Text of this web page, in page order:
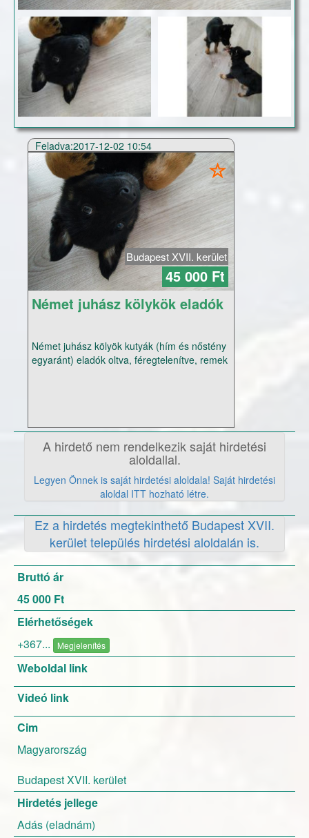
Feladva:2017-12-02 10:54
Budapest XVII. kerület
45 000 Ft
Német juhász kölykök eladók
Német juhász kölyök kutyák (hím és nőstény
egyaránt) eladók oltva, féregtelenítve, remek
A hirdető nem rendelkezik saját hirdetési
aloldallal.
Legyen Önnek is saját hirdetési aloldala! Saját hirdetési
aloldal ITT hozható létre.
Ez a hirdetés megtekinthető Budapest XVII.
kerület település hirdetési aloldalán is.
Bruttó ár
45 000 Ft
Elérhetőségek
+367...
Megjelenítés
Weboldal link
Videó link
Cim
Magyarország
Budapest XVII. kerület
Hirdetés jellege
Adás (eladnám)